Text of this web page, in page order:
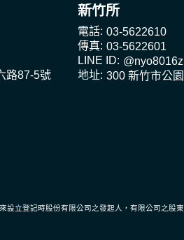
路87-5號
新竹所
電話: 03-5622610
傳真: 03-5622601
LINE ID: @nyo8016z
地址: 300 新竹市公
登記時股份有限公司之發起人，有限公司之